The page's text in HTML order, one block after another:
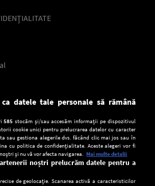
Europa FM pentru smartphone:
datele tale personale să rămână
585 stocăm și/sau accesăm informații pe dispozitivul
cookie unici pentru prelucrarea datelor cu caracter
sau gestiona alegerile dvs. făcând clic mai jos sau în
cu politica de confidențialitate. Aceste alegeri vor fi
și nu vă vor afecta navigarea. Mai multe detalii
noștri prelucrăm datele pentru a
de geolocație. Scanarea activă a caracteristicilor